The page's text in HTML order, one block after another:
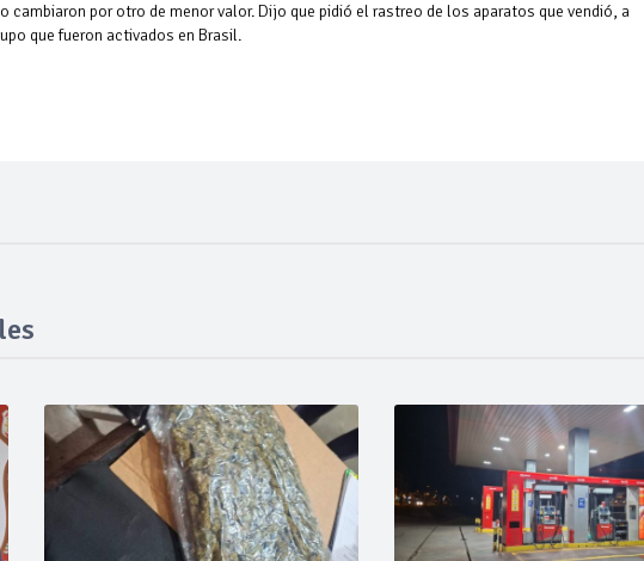
cambiaron por otro de menor valor. Dijo que pidió el rastreo de los aparatos que vendió, a
que fueron activados en Brasil.